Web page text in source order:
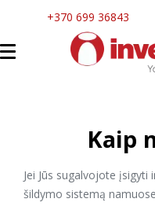
+370 699 36843
Kaip
Jei Jūs sugalvojote
šildymo sistemą